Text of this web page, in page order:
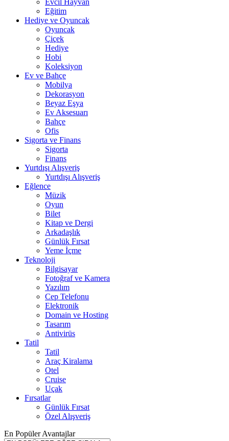
Evcil Hayvan
Eğitim
Hediye ve Oyuncak
Oyuncak
Çiçek
Hediye
Hobi
Koleksiyon
Ev ve Bahçe
Mobilya
Dekorasyon
Beyaz Eşya
Ev Aksesuarı
Bahçe
Ofis
Sigorta ve Finans
Sigorta
Finans
Yurtdışı Alışveriş
Yurtdışı Alışveriş
Eğlence
Müzik
Oyun
Bilet
Kitap ve Dergi
Arkadaşlık
Günlük Fırsat
Yeme İçme
Teknoloji
Bilgisayar
Fotoğraf ve Kamera
Yazılım
Cep Telefonu
Elektronik
Domain ve Hosting
Tasarım
Antivirüs
Tatil
Tatil
Araç Kiralama
Otel
Cruise
Uçak
Fırsatlar
Günlük Fırsat
Özel Alışveriş
En Popüler Avantajlar